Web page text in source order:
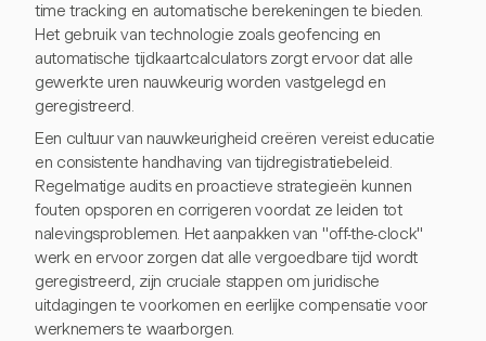
time tracking en automatische berekeningen te bieden.
Het gebruik van technologie zoals geofencing en
automatische tijdkaartcalculators zorgt ervoor dat alle
gewerkte uren nauwkeurig worden vastgelegd en
geregistreerd.
Een cultuur van nauwkeurigheid creëren vereist educatie
en consistente handhaving van tijdregistratiebeleid.
Regelmatige audits en proactieve strategieën kunnen
fouten opsporen en corrigeren voordat ze leiden tot
nalevingsproblemen. Het aanpakken van "off-the-clock"
werk en ervoor zorgen dat alle vergoedbare tijd wordt
geregistreerd, zijn cruciale stappen om juridische
uitdagingen te voorkomen en eerlijke compensatie voor
werknemers te waarborgen.